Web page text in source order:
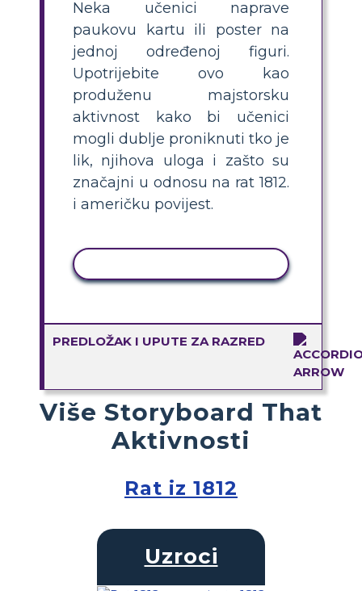
Neka učenici naprave
paukovu kartu ili poster na
jednoj određenoj figuri.
Upotrijebite ovo kao
produženu majstorsku
aktivnost kako bi učenici
mogli dublje proniknuti tko je
lik, njihova uloga i zašto su
značajni u odnosu na rat 1812.
i američku povijest.
PREDLOŽAK I UPUTE ZA RAZRED
Više Storyboard That
Aktivnosti
Rat iz 1812
Uzroci